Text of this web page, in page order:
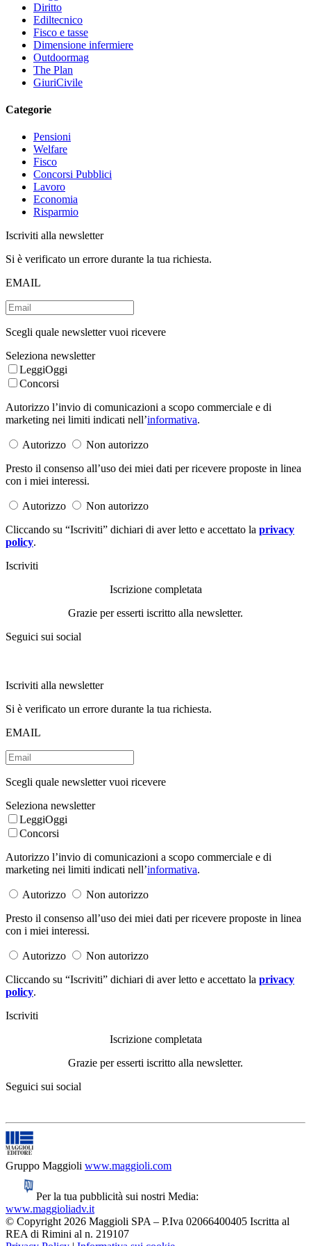
Diritto
Ediltecnico
Fisco e tasse
Dimensione infermiere
Outdoormag
The Plan
GiuriCivile
Categorie
Pensioni
Welfare
Fisco
Concorsi Pubblici
Lavoro
Economia
Risparmio
Iscriviti alla newsletter
Si è verificato un errore durante la tua richiesta.
EMAIL
Scegli quale newsletter vuoi ricevere
Seleziona newsletter
LeggiOggi
Concorsi
Autorizzo l’invio di comunicazioni a scopo commerciale e di
marketing nei limiti indicati nell’informativa.
Autorizzo
Non autorizzo
Presto il consenso all’uso dei miei dati per ricevere proposte in linea
con i miei interessi.
Autorizzo
Non autorizzo
Cliccando su “Iscriviti” dichiari di aver letto e accettato la privacy
policy.
Iscriviti
Iscrizione completata
Grazie per esserti iscritto alla newsletter.
Seguici sui social
Iscriviti alla newsletter
Si è verificato un errore durante la tua richiesta.
EMAIL
Scegli quale newsletter vuoi ricevere
Seleziona newsletter
LeggiOggi
Concorsi
Autorizzo l’invio di comunicazioni a scopo commerciale e di
marketing nei limiti indicati nell’informativa.
Autorizzo
Non autorizzo
Presto il consenso all’uso dei miei dati per ricevere proposte in linea
con i miei interessi.
Autorizzo
Non autorizzo
Cliccando su “Iscriviti” dichiari di aver letto e accettato la privacy
policy.
Iscriviti
Iscrizione completata
Grazie per esserti iscritto alla newsletter.
Seguici sui social
Gruppo Maggioli www.maggioli.com
Per la tua pubblicità sui nostri Media:
www.maggioliadv.it
© Copyright 2026 Maggioli SPA – P.Iva 02066400405 Iscritta al
REA di Rimini al n. 219107